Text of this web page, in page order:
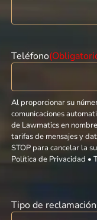
Teléfono
Al proporcionar su
comunicaciones
de Lawmatics en
tarifas de mensajes y
STOP para cancelar la
Política de Privacidad •
Tipo de reclamación